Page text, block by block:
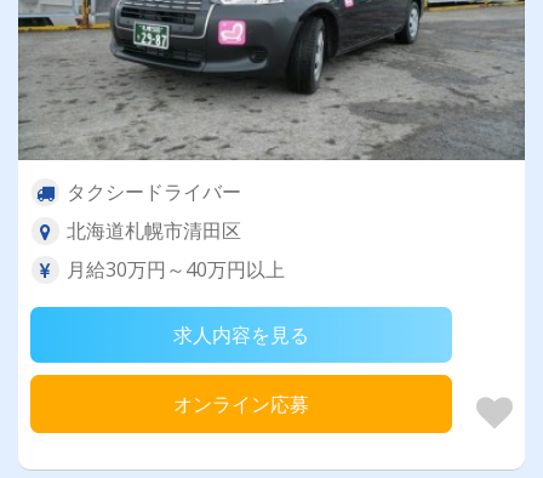
タクシードライバー
北海道札幌市清田区
月給30万円～40万円以上
求人内容を見る
オンライン応募